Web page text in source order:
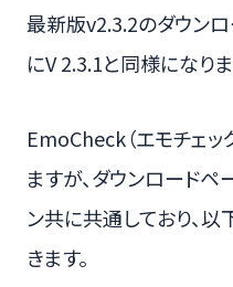
最新版v2.3.2のダウン
にV 2.3.1と同様になりま
EmoCheck（エモチェ
ますが、ダウンロード
ン共に共通しており、
きます。